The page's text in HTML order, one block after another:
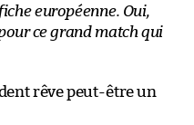
européenne. Oui,
ce grand match qui
rêve peut-être un